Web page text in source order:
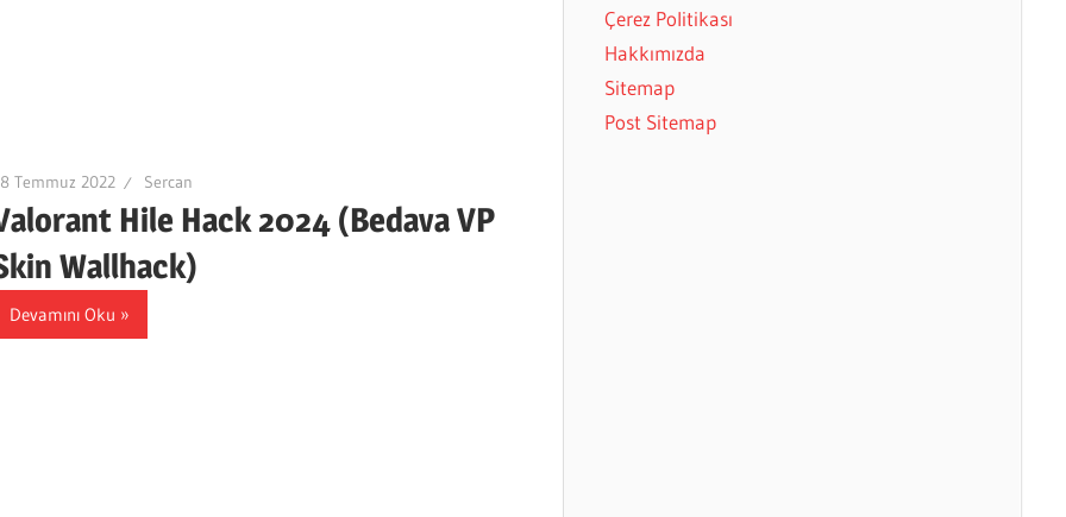
Temmuz 2022 Sercan
Hile Hack 2024 (Bedava VP
Wallhack)
Devamını Oku
Çerez Politikası
Hakkımızda
Sitemap
Post Sitemap